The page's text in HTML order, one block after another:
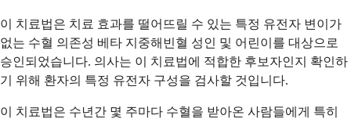
이 치료법은 치료 효과를 떨어뜨릴 수 있는 특정 유전자 변이가
없는 수혈 의존성 베타 지중해빈혈 성인 및 어린이를 대상으로
승인되었습니다. 의사는 이 치료법에 적합한 후보자인지 확인하
기 위해 환자의 특정 유전자 구성을 검사할 것입니다.
이 치료법은 수년간 몇 주마다 수혈을 받아온 사람들에게 특히